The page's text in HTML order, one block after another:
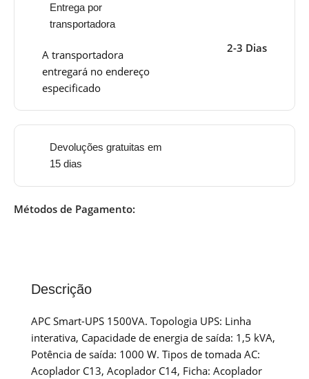
Entrega por
transportadora
A transportadora
entregará no endereço
especificado
2-3 Dias
Devoluções gratuitas em
15 dias
Métodos de Pagamento:
Descrição
APC Smart-UPS 1500VA. Topologia UPS: Linha
interativa, Capacidade de energia de saída: 1,5 kVA,
Potência de saída: 1000 W. Tipos de tomada AC:
Acoplador C13, Acoplador C14, Ficha: Acoplador